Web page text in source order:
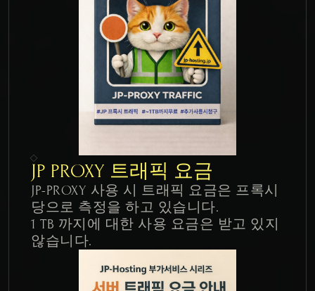
JP PROXY 트래픽 요금
JP-PROXY 사용 시 트래픽 요금은 프록시
당으로 측정을 하고 있습니다.
1 TB 까지에 대한 사용 요금은 받고 있지
않습니다.